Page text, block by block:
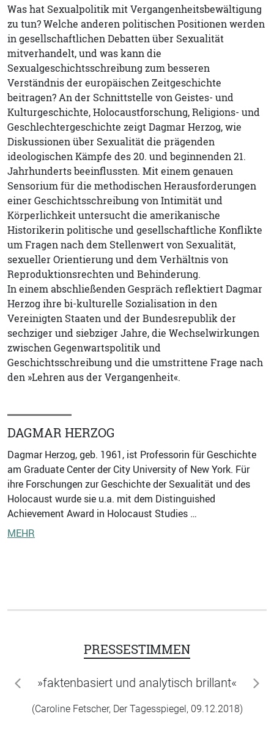
Was hat Sexualpolitik mit Vergangenheitsbewältigung
zu tun? Welche anderen politischen Positionen werden
in gesellschaftlichen Debatten über Sexualität
mitverhandelt, und was kann die
Sexualgeschichtsschreibung zum besseren
Verständnis der europäischen Zeitgeschichte
beitragen? An der Schnittstelle von Geistes- und
Kulturgeschichte, Holocaustforschung, Religions- und
Geschlechtergeschichte zeigt Dagmar Herzog, wie
Diskussionen über Sexualität die prägenden
ideologischen Kämpfe des 20. und beginnenden 21.
Jahrhunderts beeinflussten. Mit einem genauen
Sensorium für die methodischen Herausforderungen
einer Geschichtsschreibung von Intimität und
Körperlichkeit untersucht die amerikanische
Historikerin politische und gesellschaftliche Konflikte
um Fragen nach dem Stellenwert von Sexualität,
sexueller Orientierung und dem Verhältnis von
Reproduktionsrechten und Behinderung.
In einem abschließenden Gespräch reflektiert Dagmar
Herzog ihre bi-kulturelle Sozialisation in den
Vereinigten Staaten und der Bundesrepublik der
sechziger und siebziger Jahre, die Wechselwirkungen
zwischen Gegenwartspolitik und
Geschichtsschreibung und die umstrittene Frage nach
den »Lehren aus der Vergangenheit«.
DAGMAR HERZOG
Dagmar Herzog, geb. 1961, ist Professorin für Geschichte
am Graduate Center der City University of New York. Für
ihre Forschungen zur Geschichte der Sexualität und des
Holocaust wurde sie u.a. mit dem Distinguished
Achievement Award in Holocaust Studies …
MEHR
PRESSESTIMMEN
»faktenbasiert und analytisch brillant«
(Caroline Fetscher, Der Tagesspiegel, 09.12.2018)
zurück